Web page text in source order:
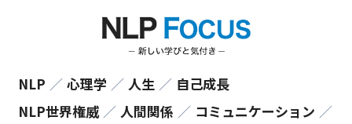
NLP ／ 心理学 ／ 人生 ／ 自己成長
NLP世界権威 ／ 人間関係 ／ コミュニケーション ／